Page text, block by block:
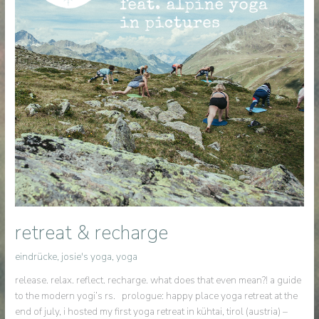
retreat & recharge
eindrücke, josie's yoga,yoga
release. relax. reflect. recharge. what does that even mean?! a guide
to the modern yogi’s rs. prologue: happy place yoga retreat at the
end of july, i hosted my first yoga retreat in kühtai, tirol (austria) –